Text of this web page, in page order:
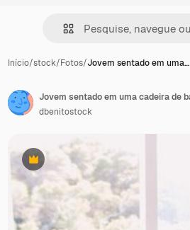
Início/stock/Fotos/Jovem sentado em uma…
Premium
dbenitostock